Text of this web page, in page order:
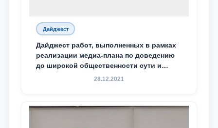
Дайджест
Дайджест работ, выполненных в рамках
реализации медиа-плана по доведению
до широкой общественности сути и
содержания задач, определённых в
Мажлису и народу Узбекистана
28.12.2021